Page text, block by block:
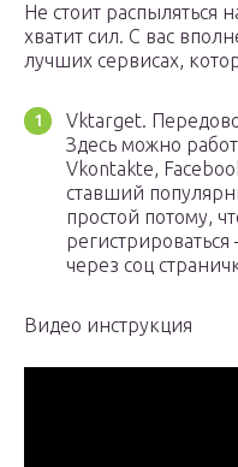
Не стоит распыляться
хватит сил. С вас
лучших сервисах,
Vktarget.
Здесь можно
Vkontakte,
ставший
простой потому,
регистрироваться
через соц
Видео инструкция